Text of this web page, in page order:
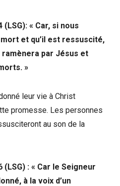
« Car, si nous
et qu’il est ressuscité,
ramènera par Jésus et
»
leur vie à Christ
promesse. Les personnes
au son de la
: « Car le Seigneur
à la voix d’un